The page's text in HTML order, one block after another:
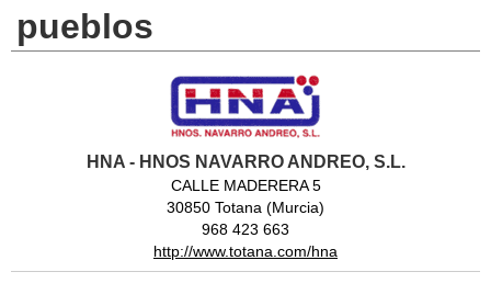
pueblos
HNA - HNOS NAVARRO ANDREO, S.L.
CALLE MADERERA 5
30850 Totana (Murcia)
968 423 663
http://www.totana.com/hna